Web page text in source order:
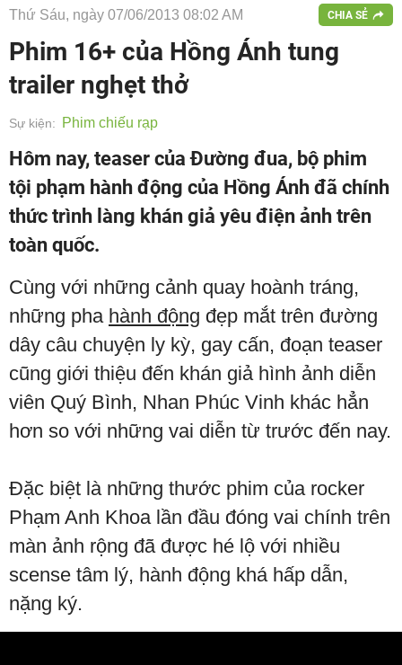
Thứ Sáu, ngày 07/06/2013 08:02 AM CHIA SẺ
Phim 16+ của Hồng Ánh tung
trailer nghẹt thở
Sự kiện: Phim chiếu rạp
Hôm nay, teaser của Đường đua, bộ phim
tội phạm hành động của Hồng Ánh đã chính
thức trình làng khán giả yêu điện ảnh trên
toàn quốc.
Cùng với những cảnh quay hoành tráng,
những pha hành động đẹp mắt trên đường
dây câu chuyện ly kỳ, gay cấn, đoạn teaser
cũng giới thiệu đến khán giả hình ảnh diễn
viên Quý Bình, Nhan Phúc Vinh khác hẳn
hơn so với những vai diễn từ trước đến nay.
Đặc biệt là những thước phim của rocker
Phạm Anh Khoa lần đầu đóng vai chính trên
màn ảnh rộng đã được hé lộ với nhiều
scense tâm lý, hành động khá hấp dẫn,
nặng ký.